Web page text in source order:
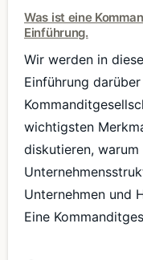
Was ist eine
Einführung.
Wir werden in
Einführung
wichtigsten
diskutieren,
Unternehmen und
Eine